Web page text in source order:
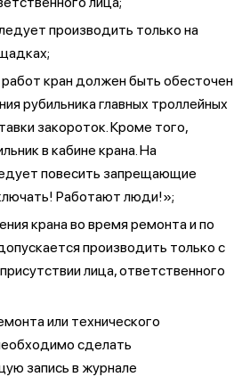
производить только на
кран должен быть обесточен
рубильника главных троллейных
закороток. Кроме того,
в кабине крана. На
повесить запрещающие
Работают люди!»;
крана во время ремонта и по
производить только с
лица, ответственного
или технического
сделать
запись в журнале